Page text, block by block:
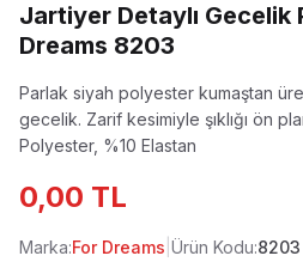
Jartiyer Detaylı Gecelik
Dreams 8203
Parlak siyah polyester kumaştan
gecelik. Zarif kesimiyle şıklığı ön
Polyester, %10 Elastan
0,00 TL
Marka:For Dreams Ürün Kodu:8203